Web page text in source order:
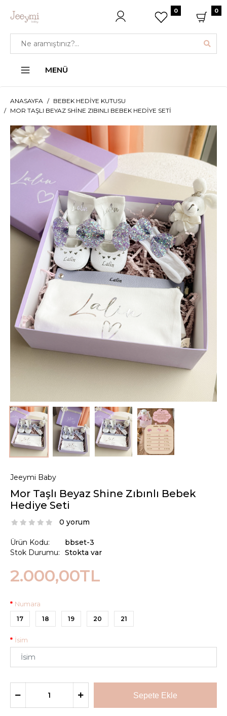
0 0
MENÜ
ANASAYFA
BEBEK HEDIYE KUTUSU
MOR TAŞLI BEYAZ SHINE ZIBINLI BEBEK HEDIYE SETI
Jeeymi Baby
Mor Taşlı Beyaz Shine Zıbınlı Bebek
Hediye Seti
0 yorum
Ürün Kodu:
Stok Durumu:
bbset-3
Stokta var
2.000,00TL
Numara
17 18 19 20 21
İsim